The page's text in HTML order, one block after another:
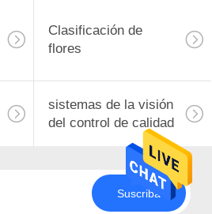
Clasificación de
flores
sistemas de la visión
del control de calidad
Suscriba